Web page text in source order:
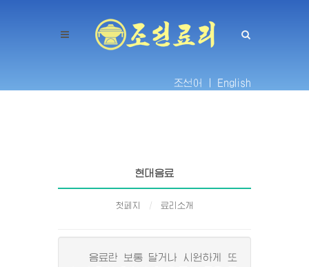
조선어 | English
현대음료
첫페지 료리소개
음료란 보통 달거나 시원하게 또